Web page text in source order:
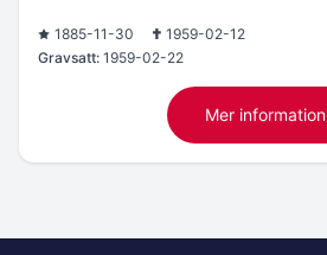
1885-11-30
1959-02-12
Gravsatt: 1959-02-22
Mer information